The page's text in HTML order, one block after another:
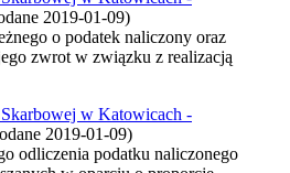
2019-01-09)
o podatek naliczony oraz
zwrot w związku z realizacją
w Katowicach -
2019-01-09)
podatku naliczonego